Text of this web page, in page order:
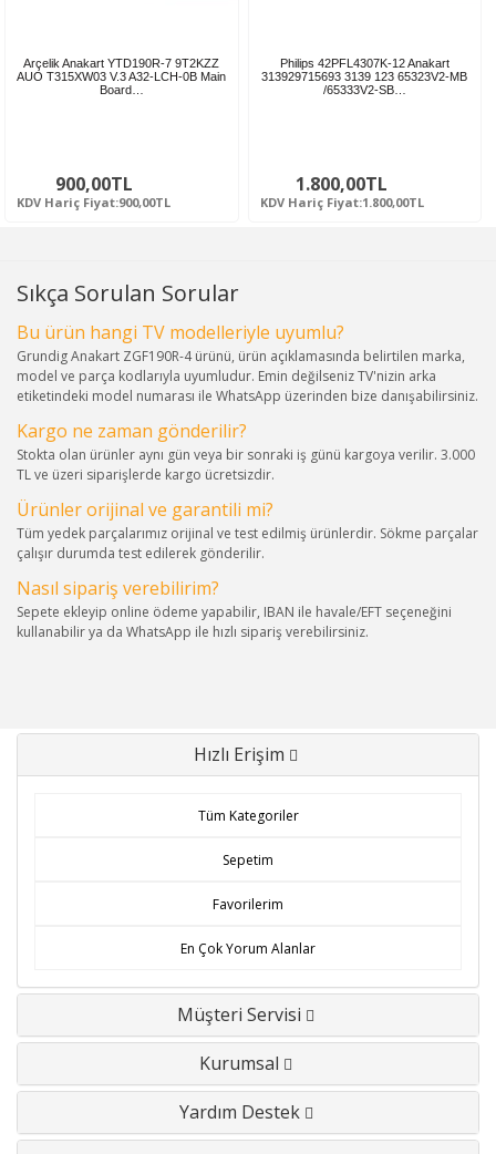
Arçelik Anakart YTD190R-7 9T2KZZ
AUO T315XW03 V.3 A32-LCH-0B Main
Board…
900,00TL
KDV Hariç Fiyat:900,00TL
Philips 42PFL4307K-12 Anakart
313929715693 3139 123 65323V2-MB
/65333V2-SB…
1.800,00TL
KDV Hariç Fiyat:1.800,00TL
Sıkça Sorulan Sorular
Bu ürün hangi TV modelleriyle uyumlu?
Grundig Anakart ZGF190R-4 ürünü, ürün açıklamasında belirtilen marka,
model ve parça kodlarıyla uyumludur. Emin değilseniz TV'nizin arka
etiketindeki model numarası ile WhatsApp üzerinden bize danışabilirsiniz.
Kargo ne zaman gönderilir?
Stokta olan ürünler aynı gün veya bir sonraki iş günü kargoya verilir. 3.000
TL ve üzeri siparişlerde kargo ücretsizdir.
Ürünler orijinal ve garantili mi?
Tüm yedek parçalarımız orijinal ve test edilmiş ürünlerdir. Sökme parçalar
çalışır durumda test edilerek gönderilir.
Nasıl sipariş verebilirim?
Sepete ekleyip online ödeme yapabilir, IBAN ile havale/EFT seçeneğini
kullanabilir ya da WhatsApp ile hızlı sipariş verebilirsiniz.
Hızlı Erişim
Tüm Kategoriler
Sepetim
Favorilerim
En Çok Yorum Alanlar
Müşteri Servisi
Kurumsal
Yardım Destek